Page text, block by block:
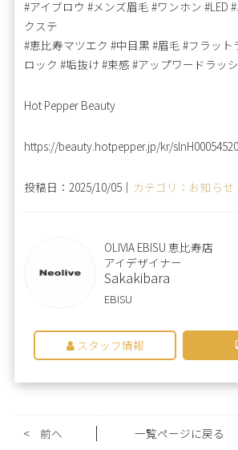
#アイブロウ #メンズ眉毛 #ワンホン #LED
クステ
#恵比寿マツエク #中目黒 #眉毛 #フラット
ロック #垢抜け #束感 #アップワードラッ
Hot Pepper Beauty
https://beauty.hotpepper.jp/kr/
投稿日：2025/10/05｜ カテゴリ：お知らせ
OLIVIA EBISU 恵比寿店
アイデザイナー
Sakakibara
EBISU
スタッフ情報
< 前へ 一覧ページに戻る